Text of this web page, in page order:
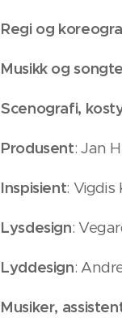
Regi og
Musikk og
Scenografi,
Produsent: Jan
Inspisient: Vigdis
Lysdesign:
Lyddesign:
Musiker,